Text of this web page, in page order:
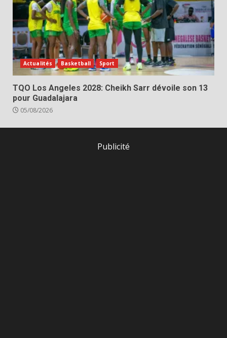
Actualités Basketball Sport
TQO Los Angeles 2028: Cheikh Sarr dévoile son 13
pour Guadalajara
05/08/2026
Publicité